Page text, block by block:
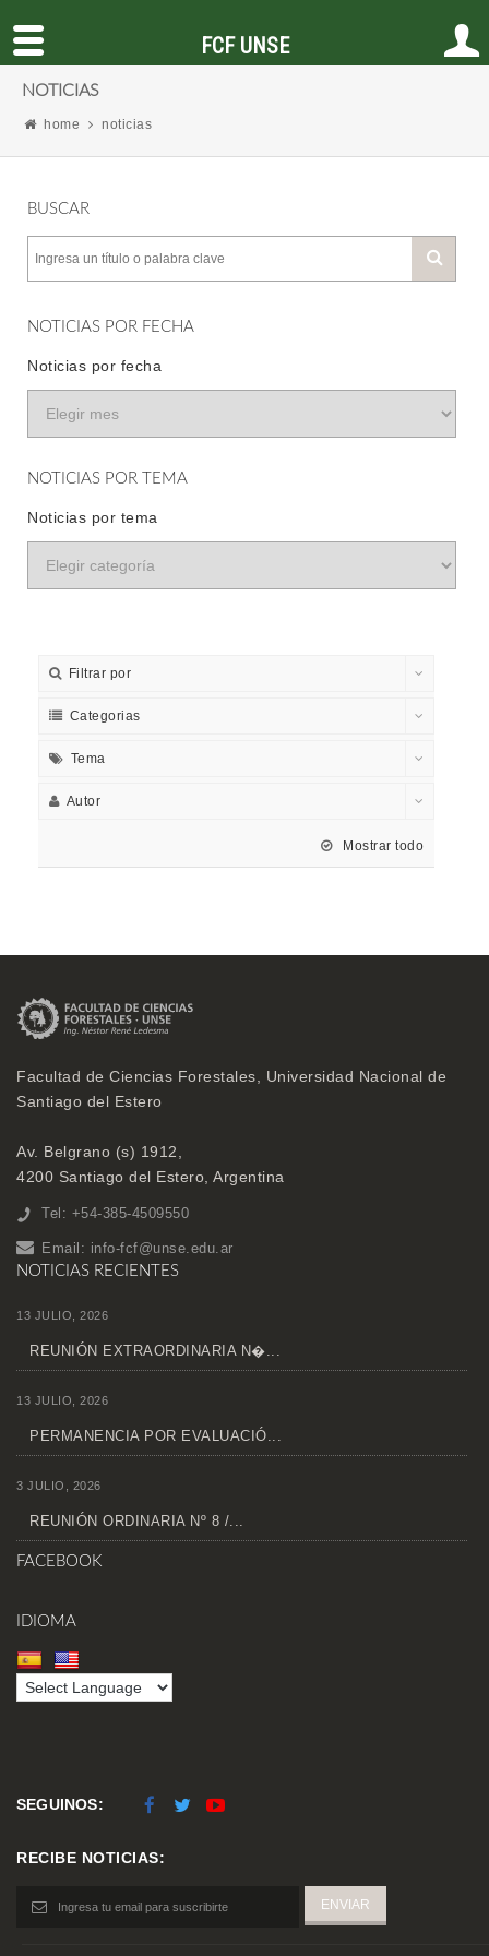
NOTICIAS
home noticias
BUSCAR
NOTICIAS POR FECHA
Noticias por fecha
NOTICIAS POR TEMA
Noticias por tema
Filtrar por
Categorias
Tema
Autor
Mostrar todo
Facultad de Ciencias Forestales, Universidad Nacional de
Santiago del Estero
Av. Belgrano (s) 1912,
4200 Santiago del Estero, Argentina
Tel: +54-385-4509550
Email: info-fcf@unse.edu.ar
NOTICIAS RECIENTES
13 JULIO, 2026
REUNIÓN EXTRAORDINARIA N�...
13 JULIO, 2026
PERMANENCIA POR EVALUACIÓ...
3 JULIO, 2026
REUNIÓN ORDINARIA Nº 8 /...
FACEBOOK
IDIOMA
SEGUINOS:
RECIBE NOTICIAS:
FCF UNSE